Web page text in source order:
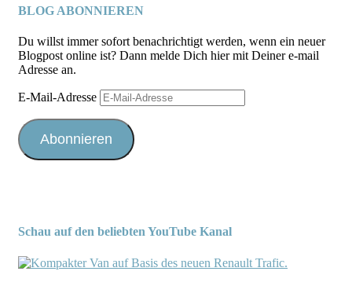
BLOG ABONNIEREN
Du willst immer sofort benachrichtigt werden, wenn ein neuer
Blogpost online ist? Dann melde Dich hier mit Deiner e-mail
Adresse an.
E-Mail-Adresse
Abonnieren
Schau auf den beliebten YouTube Kanal